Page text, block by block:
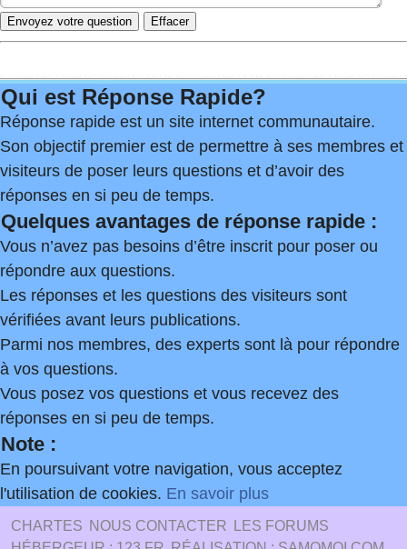
Qui est Réponse Rapide?
Réponse rapide est un site internet communautaire.
Son objectif premier est de permettre à ses membres et
visiteurs de poser leurs questions et d’avoir des
réponses en si peu de temps.
Quelques avantages de réponse rapide :
Vous n’avez pas besoins d’être inscrit pour poser ou
répondre aux questions.
Les réponses et les questions des visiteurs sont
vérifiées avant leurs publications.
Parmi nos membres, des experts sont là pour répondre
à vos questions.
Vous posez vos questions et vous recevez des
réponses en si peu de temps.
Note :
En poursuivant votre navigation, vous acceptez
l'utilisation de cookies. En savoir plus
CHARTES NOUS CONTACTER
LES FORUMS